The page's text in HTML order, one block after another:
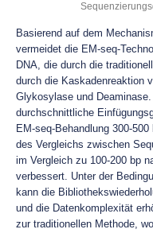
Basierend auf dem
vermeidet die EM-seq-
DNA, die durch die
durch die Kaskadenreaktion
Glykosylase und
durchschnittliche
EM-seq-Behandlung 300-
des Vergleichs zwischen
im Vergleich zu 100-200 bp
verbessert. Unter der
kann die
und die Datenkomplexität
zur traditionellen Methode,